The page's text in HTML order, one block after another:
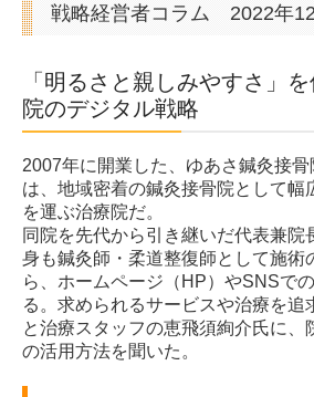
交通事故治療
治療例
ひざ痛
肩痛
腰痛
頭痛
スポーツ外傷
自費治療
戦略経営者コラム 2022年12
「明るさと親しみやすさ」
院のデジタル戦略
2007年に開業した、ゆあさ鍼灸接骨
は、地域密着の鍼灸接骨院として幅
を運ぶ治療院だ。
同院を先代から引き継いだ代表兼院
身も鍼灸師・柔道整復師として施術
ら、ホームページ（HP）やSNSで
る。求められるサービスや治療を追
と治療スタッフの恵飛須絢介氏に、
の活用方法を聞いた。